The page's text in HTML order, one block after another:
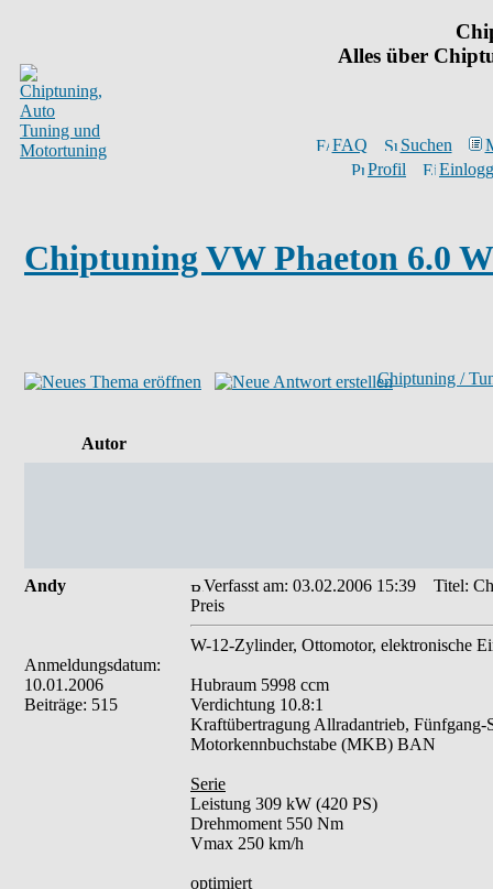
Alles über
FAQ Suchen
Profil
Chiptuning VW Phaeton 6.0
Chiptuning /
Autor
Andy
Anmeldungsdatum:
10.01.2006
Beiträge: 515
Verfasst am: 03.02.2006 15:39
Titel:
Preis
W-12-Zylinder, Ottomotor, elektronische
Hubraum 5998 ccm
Verdichtung 10.8:1
Kraftübertragung Allradantrieb, Fünfgang-
Motorkennbuchstabe (MKB) BAN
Serie
Leistung 309 kW (420 PS)
Drehmoment 550 Nm
Vmax 250 km/h
optimiert